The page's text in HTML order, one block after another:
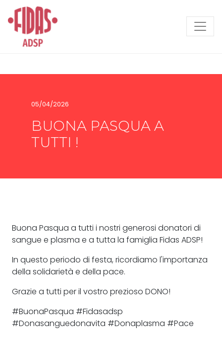
05/04/2026
BUONA PASQUA A
TUTTI !
Buona Pasqua a tutti i nostri generosi donatori di
sangue e plasma e a tutta la famiglia Fidas ADSP!
In questo periodo di festa, ricordiamo l'importanza
della solidarietà e della pace.
Grazie a tutti per il vostro prezioso DONO!
#BuonaPasqua #Fidasadsp
#Donasanguedonavita #Donaplasma #Pace